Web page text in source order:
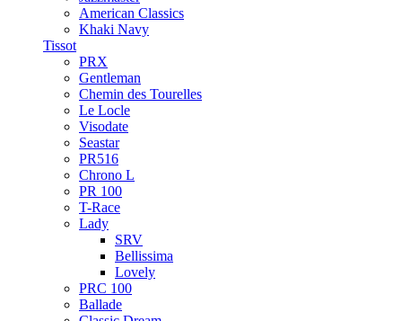
American Classics
Khaki Navy
Tissot
PRX
Gentleman
Chemin des Tourelles
Le Locle
Visodate
Seastar
PR516
Chrono L
PR 100
T-Race
Lady
SRV
Bellissima
Lovely
PRC 100
Ballade